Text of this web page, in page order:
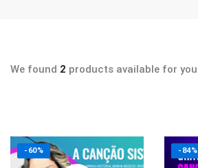
We found 2 products available for you
-60% -84%